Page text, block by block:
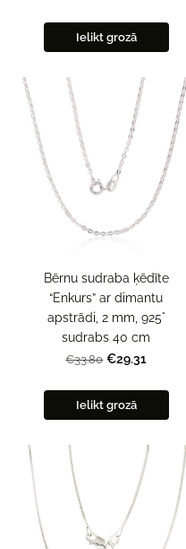
Ielikt grozā
Bērnu sudraba ķēdīte
“Enkurs” ar dimantu
apstrādi, 2 mm, 925°
sudrabs 40 cm
€33.80 €29.31
Ielikt grozā